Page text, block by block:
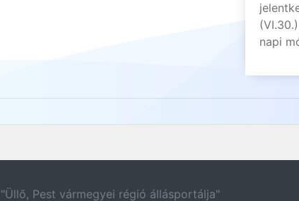
napi
"Üllő, Pest vármegyei régió állásportálja"